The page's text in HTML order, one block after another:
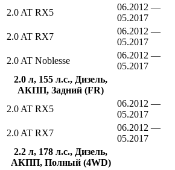
2.0 AT RX5
06.2012 —
05.2017
2.0 AT RX7
06.2012 —
05.2017
2.0 AT Noblesse
06.2012 —
05.2017
2.0 л, 155 л.с., Дизель,
АКПП, Задний (FR)
2.0 AT RX5
06.2012 —
05.2017
2.0 AT RX7
06.2012 —
05.2017
2.2 л, 178 л.с., Дизель,
АКПП, Полный (4WD)